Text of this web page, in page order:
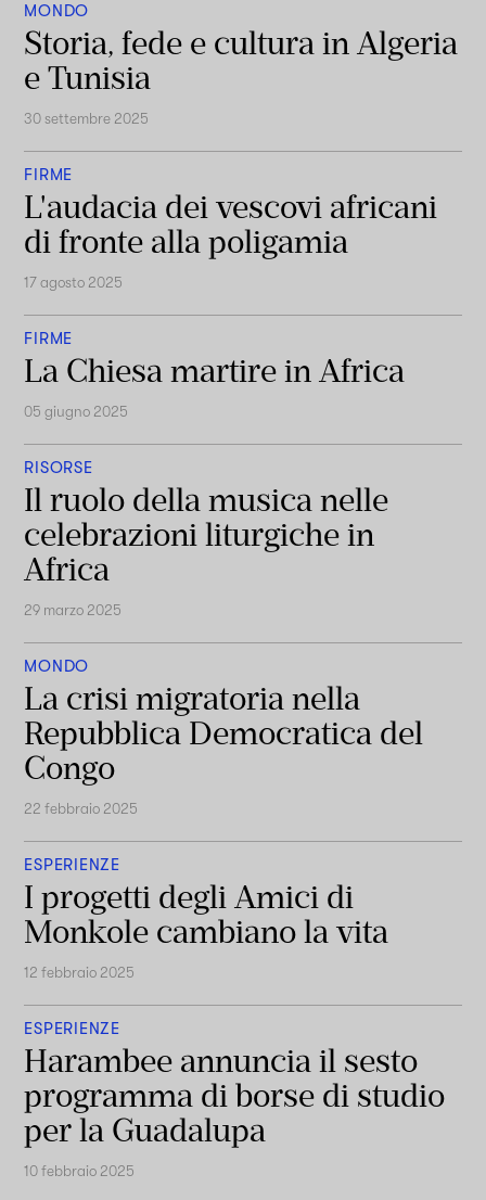
MONDO
Storia, fede e cultura in Algeria
e Tunisia
30 settembre 2025
FIRME
L'audacia dei vescovi africani
di fronte alla poligamia
17 agosto 2025
FIRME
La Chiesa martire in Africa
05 giugno 2025
RISORSE
Il ruolo della musica nelle
celebrazioni liturgiche in
Africa
29 marzo 2025
MONDO
La crisi migratoria nella
Repubblica Democratica del
Congo
22 febbraio 2025
ESPERIENZE
I progetti degli Amici di
Monkole cambiano la vita
12 febbraio 2025
ESPERIENZE
Harambee annuncia il sesto
programma di borse di studio
per la Guadalupa
10 febbraio 2025